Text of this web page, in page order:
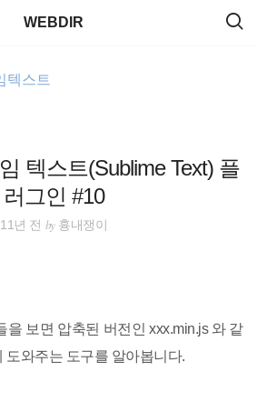
WEBDIR
텍스트(Sublime Text) 플
러그인 #10
텍스트
11년 전 by흉내쟁이
을 보면 압축된 버전인 xxx.min.js 와 같
도와주는 도구를 알아봅니다.